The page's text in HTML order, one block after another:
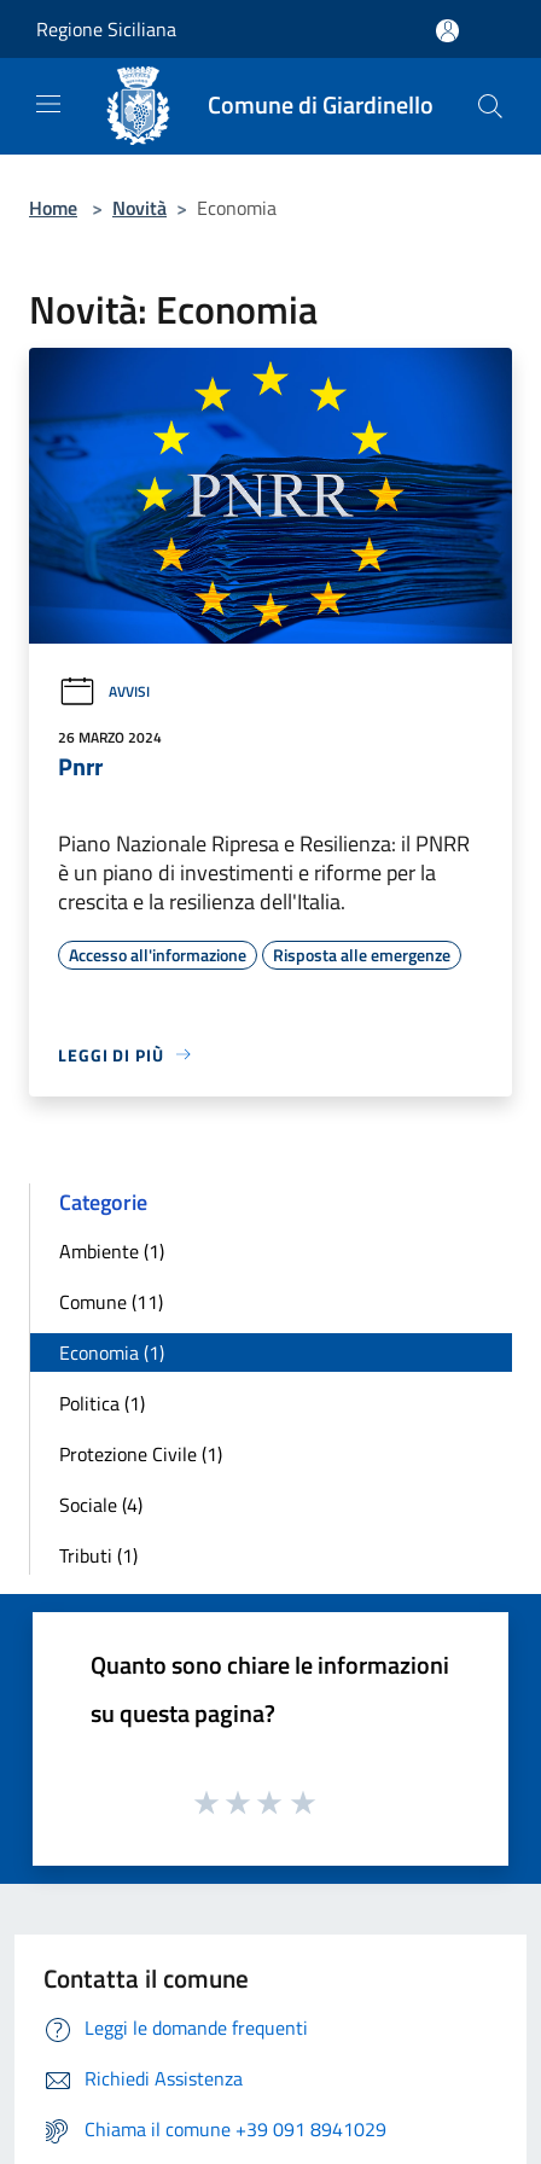
Regione Siciliana
Comune di Giardinello
Home > Novità > Economia
Novità: Economia
AVVISI
26 MARZO 2024
Pnrr
Piano Nazionale Ripresa e Resilienza: il PNRR
è un piano di investimenti e riforme per la
crescita e la resilienza dell'Italia.
Accesso all'informazione Risposta alle emergenze
LEGGI DI PIÙ
Categorie
Ambiente (1)
Comune (11)
Economia (1)
Politica (1)
Protezione Civile (1)
Sociale (4)
Tributi (1)
Quanto sono chiare le informazioni
su questa pagina?
Contatta il comune
Leggi le domande frequenti
Richiedi Assistenza
Chiama il comune +39 091 8941029